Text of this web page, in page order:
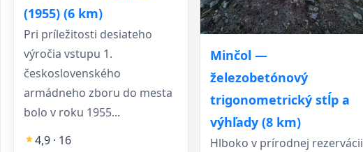
(1955) (6 km)
Pri príležitosti desiateho
výročia vstupu 1.
československého
armádneho zboru do mesta
bolo v roku 1955...
4,9 · 16
Minčol —
železobetónový
trigonometrický stĺp a
výhľady (8 km)
Hlboko v prírodnej rezervácii